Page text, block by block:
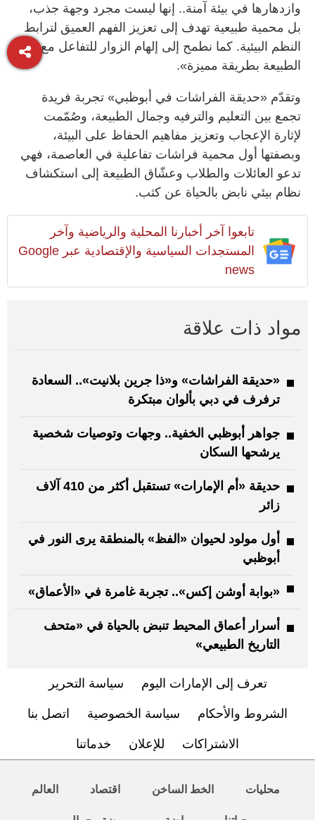
وازدهارها في بيئة آمنة.. إنها ليست مجرد وجهة جذب،
بل محمية طبيعية تهدف إلى تعزيز الفهم العميق لترابط
النظم البيئية. كما نطمح إلى إلهام الزوار للتفاعل مع
الطبيعة بطريقة مميزة».
وتقدّم «حديقة الفراشات في أبوظبي» تجربة فريدة
تجمع بين التعليم والترفيه وجمال الطبيعة، وصُمّمت
لإثارة الإعجاب وتعزيز مفاهيم الحفاظ على البيئة،
وبصفتها أول محمية فراشات تفاعلية في العاصمة، فهي
تدعو العائلات والطلاب وعشّاق الطبيعة إلى استكشاف
نظام بيئي نابض بالحياة عن كثب.
تابعوا آخر أخبارنا المحلية والرياضية وآخر
المستجدات السياسية والإقتصادية عبر Google
news
مواد ذات علاقة
«حديقة الفراشات» و«ذا جرين بلانيت».. السعادة
ترفرف في دبي بألوان مبتكرة
جواهر أبوظبي الخفية.. وجهات وتوصيات شخصية
يرشحها السكان
حديقة «أم الإمارات» تستقبل أكثر من 410 آلاف
زائر
أول مولود لحيوان «الفظ» بالمنطقة يرى النور في
أبوظبي
«بوابة أوشن إكس».. تجربة غامرة في «الأعماق»
أسرار أعماق المحيط تنبض بالحياة في «متحف
التاريخ الطبيعي»
تعرف إلى الإمارات اليوم سياسة التحرير
الشروط والأحكام سياسة الخصوصية اتصل بنا
الاشتراكات للإعلان خدماتنا
محليات الخط الساخن اقتصاد العالم